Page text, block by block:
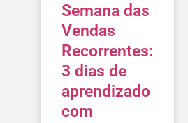
Semana das
Vendas
Recorrentes:
3 dias de
aprendizado
com